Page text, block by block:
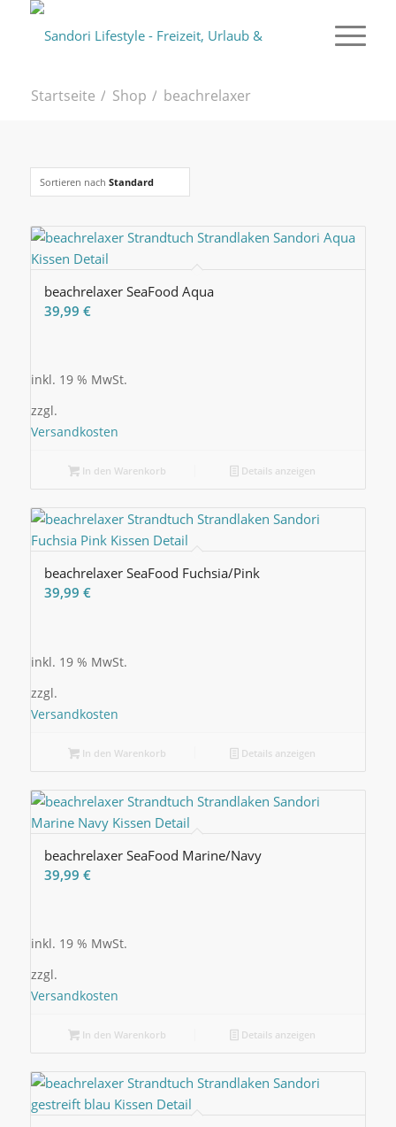
Startseite / Shop / beachrelaxer
Sortieren nach Standard
beachrelaxer SeaFood Aqua
39,99 €
inkl. 19 % MwSt.
zzgl.
Versandkosten
In den Warenkorb Details anzeigen
beachrelaxer SeaFood Fuchsia/Pink
39,99 €
inkl. 19 % MwSt.
zzgl.
Versandkosten
In den Warenkorb Details anzeigen
beachrelaxer SeaFood Marine/Navy
39,99 €
inkl. 19 % MwSt.
zzgl.
Versandkosten
In den Warenkorb Details anzeigen